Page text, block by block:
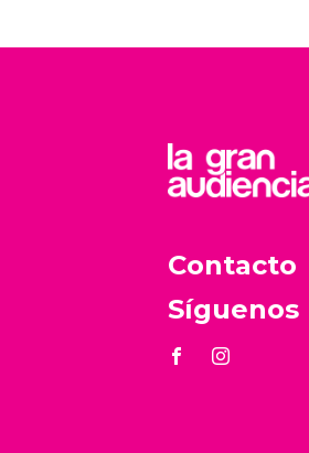
Contacto
Síguenos